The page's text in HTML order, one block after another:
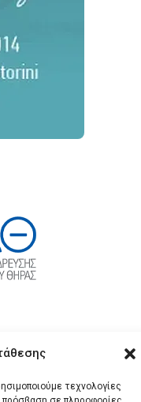
τεχνολογίες